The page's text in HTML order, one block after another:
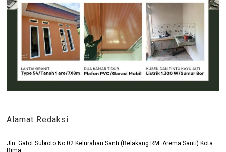
Alamat Redaksi
Jln. Gatot Subroto No.02 Kelurahan Santi (Belakang RM. Arema Santi) Kota
Bima